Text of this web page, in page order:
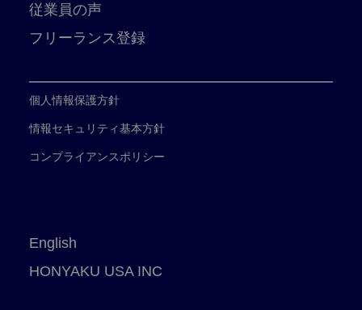
従業員の声
フリーランス登録
個人情報保護方針
情報セキュリティ基本方針
コンプライアンスポリシー
English
HONYAKU USA INC